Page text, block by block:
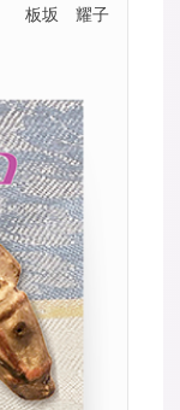
板坂 耀子